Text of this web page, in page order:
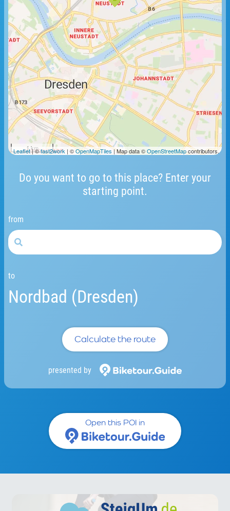
Do you want to go to this place? Enter your
starting point.
from
to
Nordbad (Dresden)
Calculate the route
presented by
1 km
Leaflet| ©fast2work | ©OpenMapTiles | Map data ©OpenStreetMapcontributors.
Open this POI in